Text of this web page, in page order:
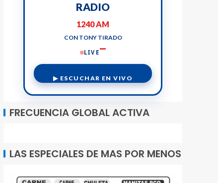
RADIO
1240 AM
CON TONY TIRADO
LIVE
▶ ESCUCHAR EN VIVO
FRECUENCIA GLOBAL ACTIVA
LAS ESPECIALES DE MAS POR MENOS